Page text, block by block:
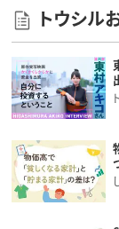
トウシル